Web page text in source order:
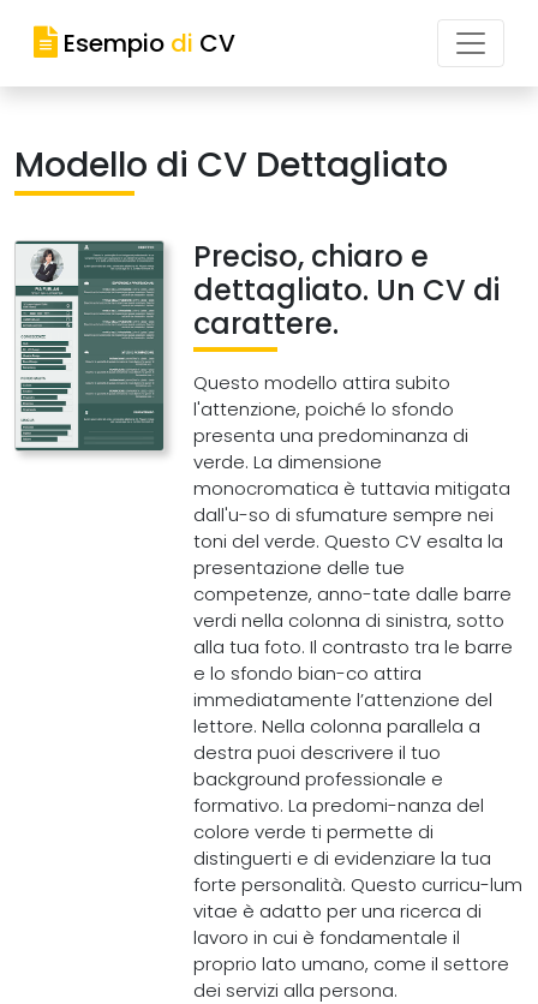
Esempio di CV
Modello di CV Dettagliato
Preciso, chiaro e
dettagliato. Un CV di
carattere.
Questo modello attira subito
l'attenzione, poiché lo sfondo
presenta una predominanza di
verde. La dimensione
monocromatica è tuttavia mitigata
dall'u-so di sfumature sempre nei
toni del verde. Questo CV esalta la
presentazione delle tue
competenze, anno-tate dalle barre
verdi nella colonna di sinistra, sotto
alla tua foto. Il contrasto tra le barre
e lo sfondo bian-co attira
immediatamente l’attenzione del
lettore. Nella colonna parallela a
destra puoi descrivere il tuo
background professionale e
formativo. La predomi-nanza del
colore verde ti permette di
distinguerti e di evidenziare la tua
forte personalità. Questo curricu-lum
vitae è adatto per una ricerca di
lavoro in cui è fondamentale il
proprio lato umano, come il settore
dei servizi alla persona.